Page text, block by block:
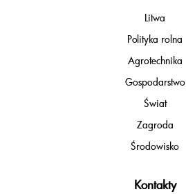
Litwa
Polityka rolna
Agrotechnika
Gospodarstwo
Świat
Zagroda
Środowisko
Kontakty